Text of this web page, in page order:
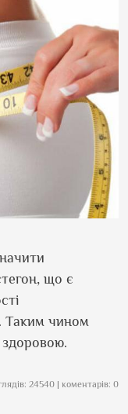
що є
Таким чином
24540 | коментарів: 0